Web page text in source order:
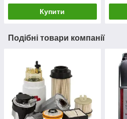
Купити
Подібні товари компанії